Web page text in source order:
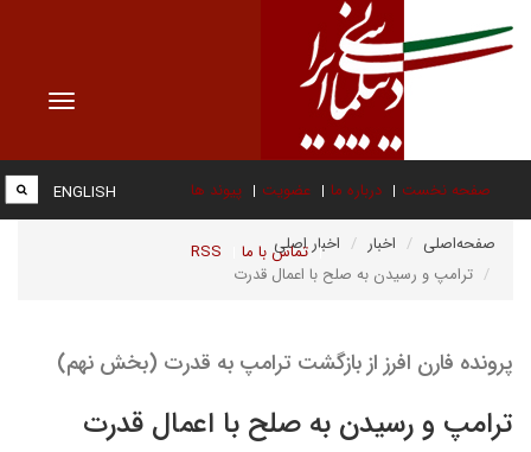
Toggle
صفحه نخست درباره ما عضویت پیوند ها
تماس با ما RSS
ENGLISH
صفحه‌اصلی اخبار
اخبار اصلی
ترامپ و رسیدن به صلح با اعمال قدرت
پرونده فارن افرز از بازگشت ترامپ به قدرت (بخش نهم)
ترامپ و رسیدن به صلح با اعمال قدرت